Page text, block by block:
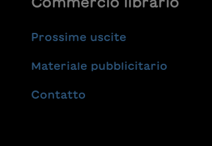
Prossime uscite
Materiale pubblicitario
Contatto